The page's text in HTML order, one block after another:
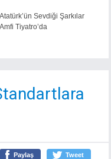
Atatürk’ün Sevdiği Şarkılar
Amfi Tiyatro’da
Paylaş Tweet